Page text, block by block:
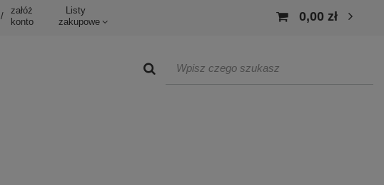
/
załóż
konto
Listy
zakupowe
0,00 zł